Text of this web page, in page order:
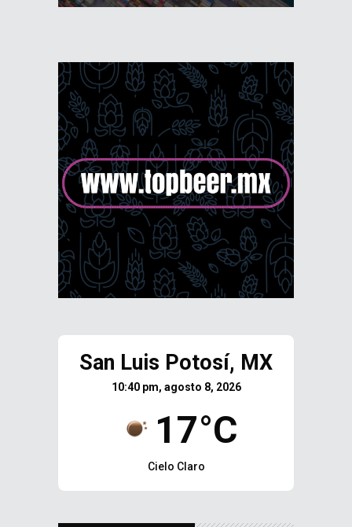
San Luis Potosí, MX
10:40 pm, agosto 8, 2026
17°C
Cielo Claro